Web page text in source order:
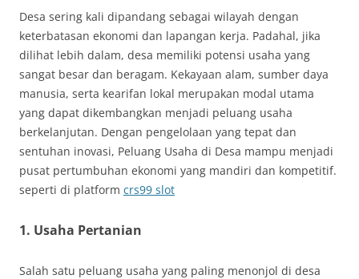
Desa sering kali dipandang sebagai wilayah dengan
keterbatasan ekonomi dan lapangan kerja. Padahal, jika
dilihat lebih dalam, desa memiliki potensi usaha yang
sangat besar dan beragam. Kekayaan alam, sumber daya
manusia, serta kearifan lokal merupakan modal utama
yang dapat dikembangkan menjadi peluang usaha
berkelanjutan. Dengan pengelolaan yang tepat dan
sentuhan inovasi, Peluang Usaha di Desa mampu menjadi
pusat pertumbuhan ekonomi yang mandiri dan kompetitif.
seperti di platform crs99 slot
1. Usaha Pertanian
Salah satu peluang usaha yang paling menonjol di desa